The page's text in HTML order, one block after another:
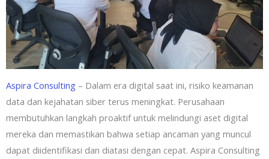
Aspira Consulting – Dalam era digital saat ini, risiko keamanan
data dan kejahatan siber terus meningkat. Perusahaan
membutuhkan langkah proaktif untuk melindungi aset digital
mereka dan memastikan bahwa setiap ancaman yang muncul
dapat diidentifikasi dan diatasi dengan cepat. Aspira Consulting